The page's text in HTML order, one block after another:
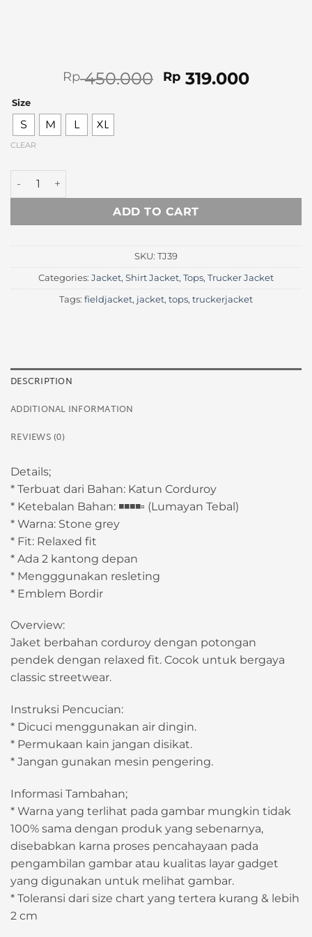
Rp450.000 Original
Rp 319.000
Size
S M L XL
CLEAR
Fortuna Stone Corduroy Jacket (Limited Stock) quantity
ADD TO CART
SKU: TJ39
Categories: Jacket, Shirt Jacket, Tops, Trucker Jacket
Tags: fieldjacket, jacket, tops, truckerjacket
DESCRIPTION
ADDITIONAL INFORMATION
REVIEWS (0)
Details;
* Terbuat dari Bahan: Katun Corduroy
* Ketebalan Bahan: ◾️◾️◾️◾️▫️ (Lumayan Tebal)
* Warna: Stone grey
* Fit: Relaxed fit
* Ada 2 kantong depan
* Mengggunakan resleting
* Emblem Bordir
Overview:
Jaket berbahan corduroy dengan potongan
pendek dengan relaxed fit. Cocok untuk bergaya
classic streetwear.
Instruksi Pencucian:
* Dicuci menggunakan air dingin.
* Permukaan kain jangan disikat.
* Jangan gunakan mesin pengering.
Informasi Tambahan;
* Warna yang terlihat pada gambar mungkin tidak
100% sama dengan produk yang sebenarnya,
disebabkan karna proses pencahayaan pada
pengambilan gambar atau kualitas layar gadget
yang digunakan untuk melihat gambar.
* Toleransi dari size chart yang tertera kurang & lebih
2 cm